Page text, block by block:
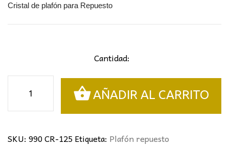
Cristal de plafón para Repuesto
Cantidad:
plafón
AÑADIR AL CARRITO
SKU: 990 CR-125 Etiqueta: Plafón repuesto